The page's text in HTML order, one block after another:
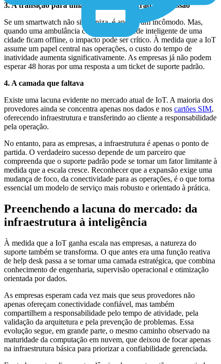
3. A transição para uma abordagem centrada na missão
Se um smartwatch não sincroniza, é apenas um incômodo. Mas,
quando uma ambulância conectada ou a rede inteligente de uma
cidade ficam offline, o impacto pode ser crítico. À medida que a IoT
assume um papel central nas operações, o custo do tempo de
inatividade aumenta significativamente. As empresas já não podem
esperar 48 horas por uma resposta a um ticket de suporte padrão.
4. A camada que faltava
Existe uma lacuna evidente no mercado atual de IoT. A maioria dos
provedores ainda se concentra apenas nos dados e nos cartões SIM,
oferecendo infraestrutura e transferindo ao cliente a responsabilidade
pela operação.
No entanto, para as empresas, a infraestrutura é apenas o ponto de
partida. O verdadeiro sucesso depende de um parceiro que
compreenda que o suporte padrão pode se tornar um fator limitante à
medida que a escala cresce. Reconhecer que a expansão exige uma
mudança de foco, da conectividade para as operações, é o que torna
essencial um modelo de serviço mais robusto e orientado à prática.
Preenchendo a lacuna do mercado: da
infraestrutura à inteligência
À medida que a IoT ganha escala nas empresas, a natureza do
suporte também se transforma. O que antes era uma função reativa
de help desk passa a se tornar uma camada estratégica, que combina
conhecimento de engenharia, supervisão operacional e otimização
orientada por dados.
As empresas esperam cada vez mais que seus provedores não
apenas ofereçam conectividade confiável, mas também
compartilhem a responsabilidade pelo tempo de atividade, pela
validação da arquitetura e pela prevenção de problemas. Essa
evolução segue, em grande parte, o mesmo caminho observado na
maturidade da computação em nuvem, que deixou de focar apenas
na infraestrutura básica para priorizar a confiabilidade gerenciada.